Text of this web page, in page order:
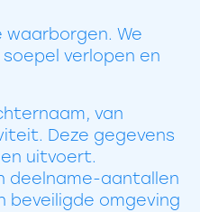
We
verlopen en
van
Deze gegevens
uitvoert.
deelname-aantallen
beveiligde omgeving